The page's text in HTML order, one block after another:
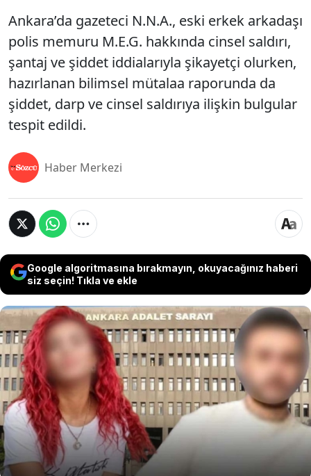
Ankara’da gazeteci N.N.A., eski erkek arkadaşı
polis memuru M.E.G. hakkında cinsel saldırı,
şantaj ve şiddet iddialarıyla şikayetçi olurken,
hazırlanan bilimsel mütalaa raporunda da
şiddet, darp ve cinsel saldırıya ilişkin bulgular
tespit edildi.
Haber Merkezi
Google algoritmasına bırakmayın, okuyacağınız haberi
siz seçin! Tıkla ve ekle
Ankara’da gazeteci N.N.A., eski erkek arkadaşı
polis memuru M.E.G. hakkında cinsel saldırı,
şantaj ve şiddet iddialarıyla şikayetçi olurken,
hazırlanan bilimsel mütalaa raporunda da
şiddet, darp ve cinsel saldırıya ilişkin bulgular
tespit edildi.